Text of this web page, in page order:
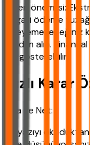
Ve en önemlisi:
Asgari ödeme
yardım alın.
yol gösterebilir.
Hızlı Karar
Kısa ve Net:
Bu yazıyı